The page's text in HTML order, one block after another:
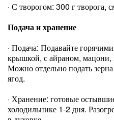
· С творогом: 300 г творога,
Подача и хранение
· Подача: Подавайте
крышкой, с айраном, мацони,
Можно отдельно подать
ягод.
· Хранение: готовые
холодильнике 1-2 дня.